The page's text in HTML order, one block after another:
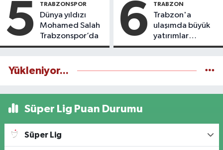
5 TRABZONSPOR
Dünya yıldızı
Mohamed Salah
Trabzonspor’da
6 TRABZON
Trabzon'a
ulaşımda büyük
yatırımlar
yapılıyor
Yükleniyor...
Süper Lig Puan Durumu
Süper Lig